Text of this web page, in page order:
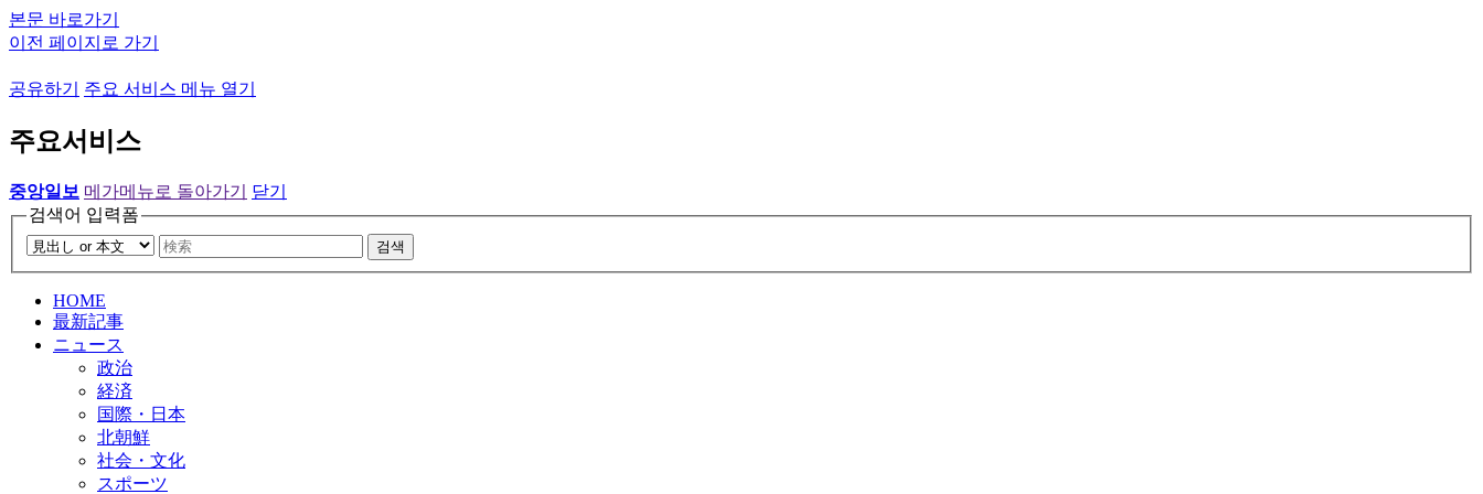
본문 바로가기
이전 페이지로 가기
공유하기 주요 서비스 메뉴 열기
주요서비스
중앙일보 메가메뉴로 돌아가기
닫기
검색어 입력폼
검색
HOME
最新記事
ニュース
政治
経済
国際・日本
北朝鮮
社会・文化
スポーツ